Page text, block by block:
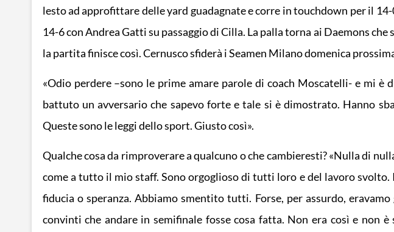
lesto ad approfittare delle yard guadagnate e corre in touchdown per il
14-6 con Andrea Gatti su passaggio di Cilla. La palla torna ai Daemons
la partita finisce così. Cernusco sfiderà i Seamen Milano domenica
«Odio perdere –sono le prime amare parole di coach Moscatelli- e mi è
battuto un avversario che sapevo forte e tale si è dimostrato. Hanno
Queste sono le leggi dello sport. Giusto così».
Qualche cosa da rimproverare a qualcuno o che cambieresti? «Nulla di
come a tutto il mio staff. Sono orgoglioso di tutti loro e del lavoro svolto.
fiducia o speranza. Abbiamo smentito tutti. Forse, per assurdo,
convinti che andare in semifinale fosse cosa fatta. Non era così e non